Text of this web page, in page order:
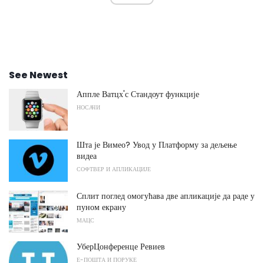
See Newest
Аппле Ватцх'с Стандоут функције
НОСАЧИ
Шта је Вимео? Увод у Платформу за дељење
видеа
СОФТВЕР И АПЛИКАЦИЈЕ
Сплит поглед омогућава две апликације да раде у
пуном екрану
МАЦС
УберЦонференце Ревиев
Е-ПОШТА И ПОРУКЕ